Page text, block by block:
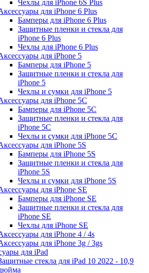
Чехлы для iPhone 6S Plus
для iPhone 6 Plus
Бамперы для iPhone 6 Plus
Защитные пленки и стекла для
iPhone 6 Plus
Чехлы для iPhone 6 Plus
для iPhone 5
Бамперы для iPhone 5
Защитные пленки и стекла для
iPhone 5
Чехлы и сумки для iPhone 5
для iPhone 5C
Бамперы для iPhone 5C
Защитные пленки и стекла для
iPhone 5C
Чехлы и сумки для iPhone 5C
для iPhone 5S
Бамперы для iPhone 5S
Защитные пленки и стекла для
iPhone 5S
Чехлы и сумки для iPhone 5S
для iPhone SE
Бамперы для iPhone SE
Защитные пленки и стекла для
iPhone SE
Чехлы для iPhone SE
для iPhone 4 / 4s
для iPhone 3g / 3gs
для iPad
стекла для iPad 10 2022 - 10,9